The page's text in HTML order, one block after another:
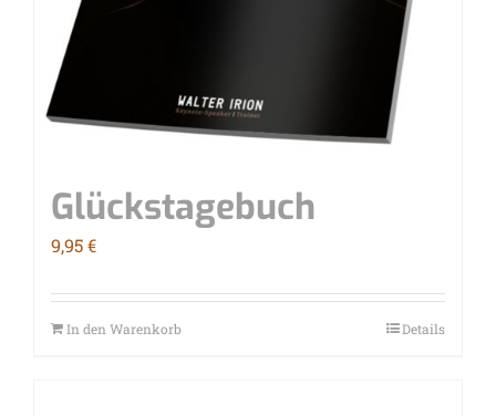
Glücks­ta­ge­buch
9,95€
In den Warenkorb Details